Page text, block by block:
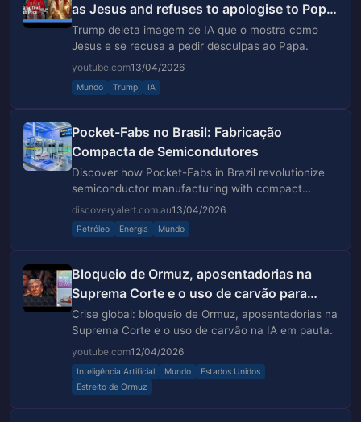
as Jesus and refuses to apologise to Pope
Leo | ABC NEWS
Trump deleta imagem de IA que o mostra como
Jesus e se recusa a pedir desculpas ao Papa.
youtube.com13/04/2026
Mundo Trump IA
Pocket-Fabs no Brasil: Fabricação
Compacta de Semicondutores
Discover how Pocket-Fabs in Brazil revolutionize
semiconductor manufacturing with compact
facilities and R$ 89M investment.
discoveryalert.com.au13/04/2026
Petróleo Energia Mundo
Bloqueio de Ormuz, aposentadorias na
Suprema Corte e o uso de carvão para
alimentar a IA
Crise global: bloqueio de Ormuz, aposentadorias na
Suprema Corte e o uso de carvão na IA em pauta.
youtube.com12/04/2026
Inteligência Artificial Mundo
Estados Unidos
Estreito de Ormuz